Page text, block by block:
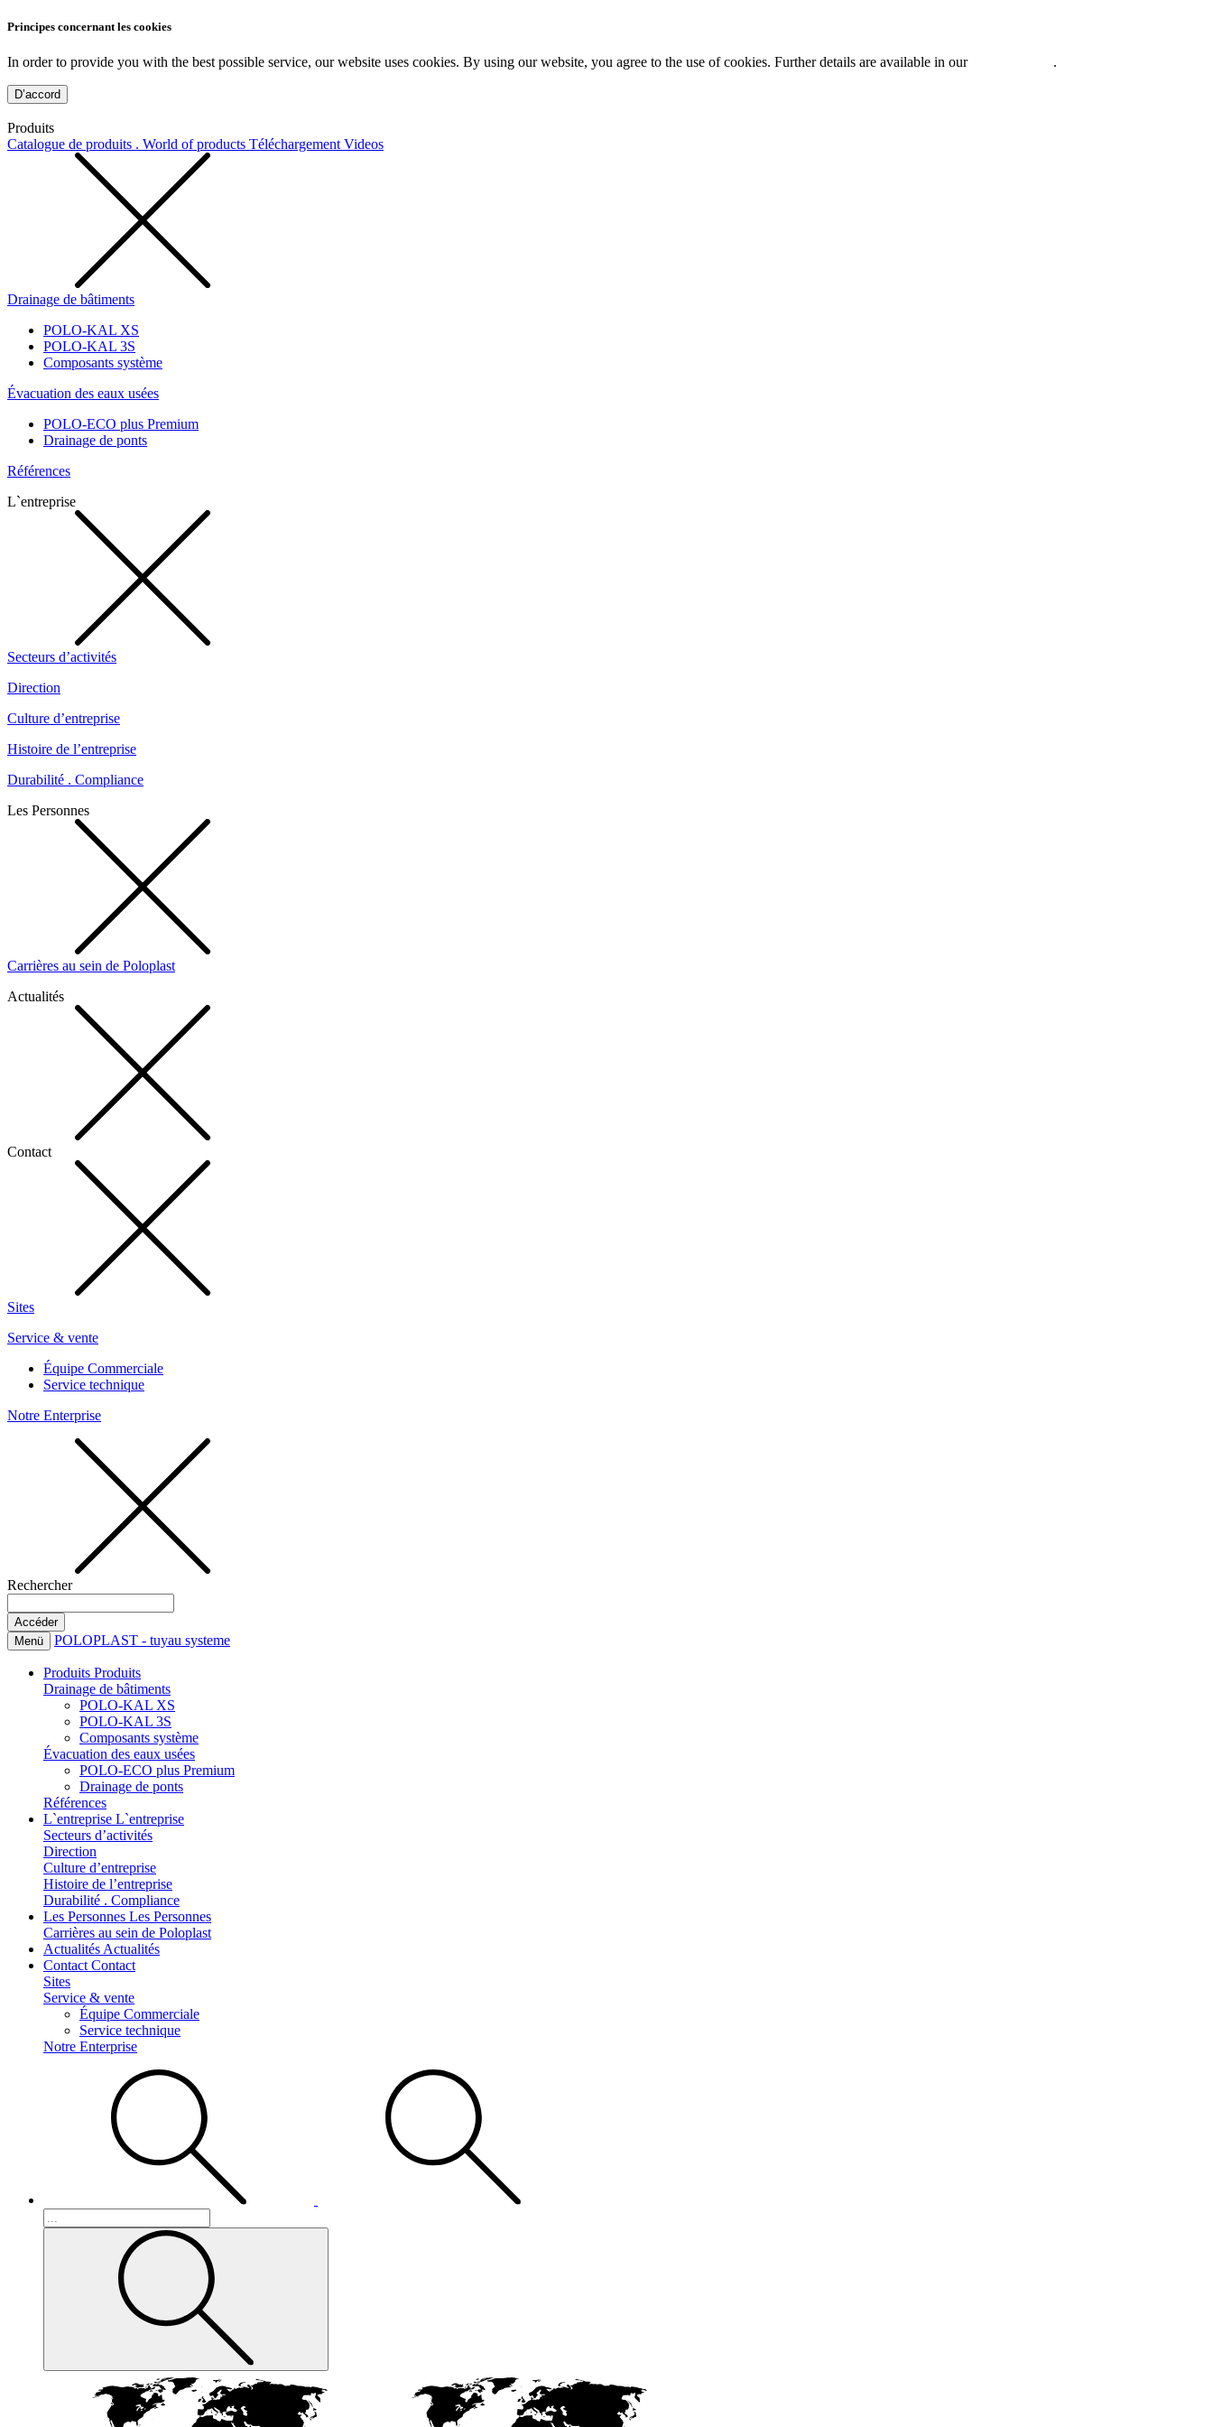
Principes concernant les cookies
In order to provide you with the best possible service, our website uses cookies. By using our website, you agree to the use of cookies. Further details are available in our .
D’accord
Produits
Catalogue de produits . World of products Téléchargement Videos
Drainage de bâtiments
POLO-KAL XS
POLO-KAL 3S
Composants système
Évacuation des eaux usées
POLO-ECO plus Premium
Drainage de ponts
Références
L`entreprise
Secteurs d’activités
Direction
Culture d’entreprise
Histoire de l’entreprise
Durabilité . Compliance
Les Personnes
Carrières au sein de Poloplast
Actualités
Contact
Sites
Service & vente
Équipe Commerciale
Service technique
Notre Enterprise
Rechercher
Menü POLOPLAST - tuyau systeme
Produits Produits
Drainage de bâtiments
POLO-KAL XS
POLO-KAL 3S
Composants système
Évacuation des eaux usées
POLO-ECO plus Premium
Drainage de ponts
Références
L`entreprise L`entreprise
Secteurs d’activités
Direction
Culture d’entreprise
Histoire de l’entreprise
Durabilité . Compliance
Les Personnes Les Personnes
Carrières au sein de Poloplast
Actualités Actualités
Contact Contact
Sites
Service & vente
Équipe Commerciale
Service technique
Notre Enterprise